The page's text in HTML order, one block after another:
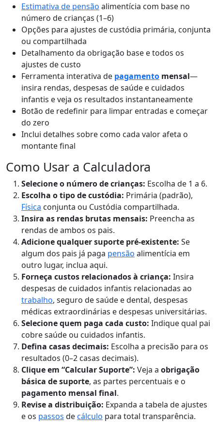
Estimativa de pensão alimentícia com base no
número de crianças (1–6)
Opções para ajustes de custódia primária, conjunta
ou compartilhada
Detalhamento da obrigação base e todos os
ajustes de custo
Ferramenta interativa de pagamento mensal—
insira rendas, despesas de saúde e cuidados
infantis e veja os resultados instantaneamente
Botão de redefinir para limpar entradas e começar
do zero
Inclui detalhes sobre como cada valor afeta o
montante final
Como Usar a Calculadora
Selecione o número de crianças: Escolha de 1 a 6.
Escolha o tipo de custódia: Primária (padrão),
Física conjunta ou Custódia compartilhada.
Insira as rendas brutas mensais: Preencha as
rendas de ambos os pais.
Adicione qualquer suporte pré-existente: Se
algum dos pais já paga pensão alimentícia em
outro lugar, inclua aqui.
Forneça custos relacionados à criança: Insira
despesas de cuidados infantis relacionadas ao
trabalho, seguro de saúde e dental, despesas
médicas extraordinárias e despesas universitárias.
Selecione quem paga cada custo: Indique qual pai
cobre saúde ou cuidados infantis.
Defina casas decimais: Escolha a precisão para os
resultados (0–2 casas decimais).
Clique em “Calcular Suporte”: Veja a obrigação
básica de suporte, as partes percentuais e o
pagamento mensal final.
Revise a distribuição: Expanda a tabela de ajustes
e os passos decálculo para total transparência.